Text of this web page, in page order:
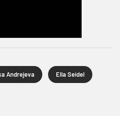
Andrejeva Ella Seidel